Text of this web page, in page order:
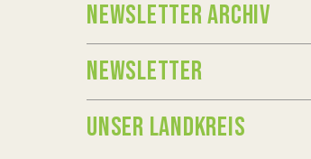
NEWSLETTER ARCHIV
NEWSLETTER
UNSER LANDKREIS